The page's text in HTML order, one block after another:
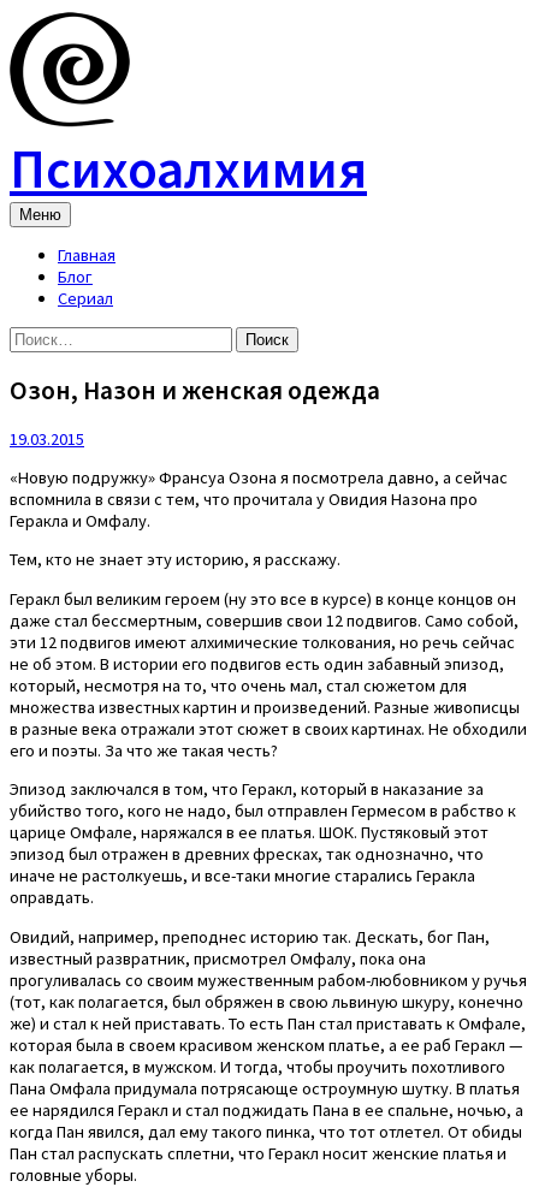
Skip
to
content
Психоалхимия
Меню
Главная
Блог
Сериал
Найти:
Озон, Назон и женская одежда
19.03.2015
«Новую подружку» Франсуа Озона я посмотрела давно, а сейчас
вспомнила в связи с тем, что прочитала у Овидия Назона про
Геракла и Омфалу.
Тем, кто не знает эту историю, я расскажу.
Геракл был великим героем (ну это все в курсе) в конце концов он
даже стал бессмертным, совершив свои 12 подвигов. Само собой,
эти 12 подвигов имеют алхимические толкования, но речь сейчас
не об этом. В истории его подвигов есть один забавный эпизод,
который, несмотря на то, что очень мал, стал сюжетом для
множества известных картин и произведений. Разные живописцы
в разные века отражали этот сюжет в своих картинах. Не обходили
его и поэты. За что же такая честь?
Эпизод заключался в том, что Геракл, который в наказание за
убийство того, кого не надо, был отправлен Гермесом в рабство к
царице Омфале, наряжался в ее платья. ШОК. Пустяковый этот
эпизод был отражен в древних фресках, так однозначно, что
иначе не растолкуешь, и все-таки многие старались Геракла
оправдать.
Овидий, например, преподнес историю так. Дескать, бог Пан,
известный развратник, присмотрел Омфалу, пока она
прогуливалась со своим мужественным рабом-любовником у ручья
(тот, как полагается, был обряжен в свою львиную шкуру, конечно
же) и стал к ней приставать. То есть Пан стал приставать к Омфале,
которая была в своем красивом женском платье, а ее раб Геракл —
как полагается, в мужском. И тогда, чтобы проучить похотливого
Пана Омфала придумала потрясающе остроумную шутку. В платья
ее нарядился Геракл и стал поджидать Пана в ее спальне, ночью, а
когда Пан явился, дал ему такого пинка, что тот отлетел. От обиды
Пан стал распускать сплетни, что Геракл носит женские платья и
головные уборы.